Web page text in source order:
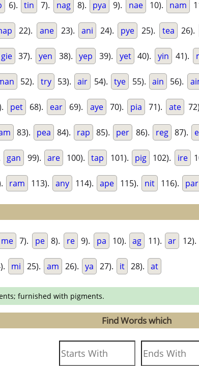
6). tin 7). nag 8). pya 9). nae 10). nam
22). ane 23). ani 24). pye 25). tea 26).
gie 37). yen 38). yep 39). yet 40). yin 41).
52). try 53). air 54). tye 55). ain 56).
pet 68). ear 69). aye 70). pia 71). ate
83). pea 84). rap 85). per 86). reg 87).
gan 99). are 100). tap 101). pig 102). ire
ram 113). any 114). ape 115). nit 116). par
me 7). pe 8). re 9). pa 10). ag 11). ar 12).
mi 25). am 26). ya 27). it 28). at
furnished with pigments.
Find Words which